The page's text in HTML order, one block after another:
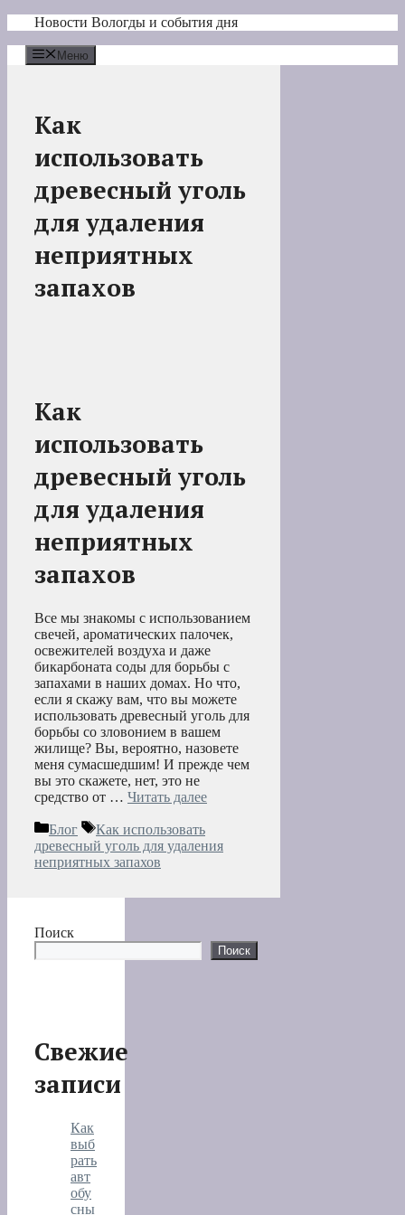
Перейти
содержимому
Новости Вологды и события дня
Меню
Как
использовать
древесный уголь
для удаления
неприятных
запахов
Как
использовать
древесный уголь
для удаления
неприятных
запахов
Все мы знакомы с использованием
свечей, ароматических палочек,
освежителей воздуха и даже
бикарбоната соды для борьбы с
запахами в наших домах. Но что,
если я скажу вам, что вы можете
использовать древесный уголь для
борьбы со зловонием в вашем
жилище? Вы, вероятно, назовете
меня сумасшедшим! И прежде чем
вы это скажете, нет, это не
средство от … Читать далее
Рубрики
Блог Метки
Как использовать
древесный уголь для удаления
неприятных запахов
Поиск
Поиск
Свежие
записи
Как
выб
рать
авт
обу
сны